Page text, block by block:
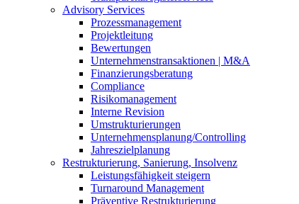
Advisory Services
Prozessmanagement
Projektleitung
Bewertungen
Unternehmenstransaktionen | M&A
Finanzierungsberatung
Compliance
Risikomanagement
Interne Revision
Umstrukturierungen
Unternehmensplanung/Controlling
Jahreszielplanung
Restrukturierung, Sanierung, Insolvenz
Leistungsfähigkeit steigern
Turnaround Management
Präventive Restrukturierung